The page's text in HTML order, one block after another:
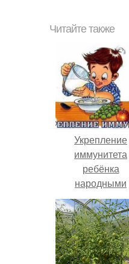
Читайте также
Укрепление
иммунитета
ребёнка
народными
средствами.